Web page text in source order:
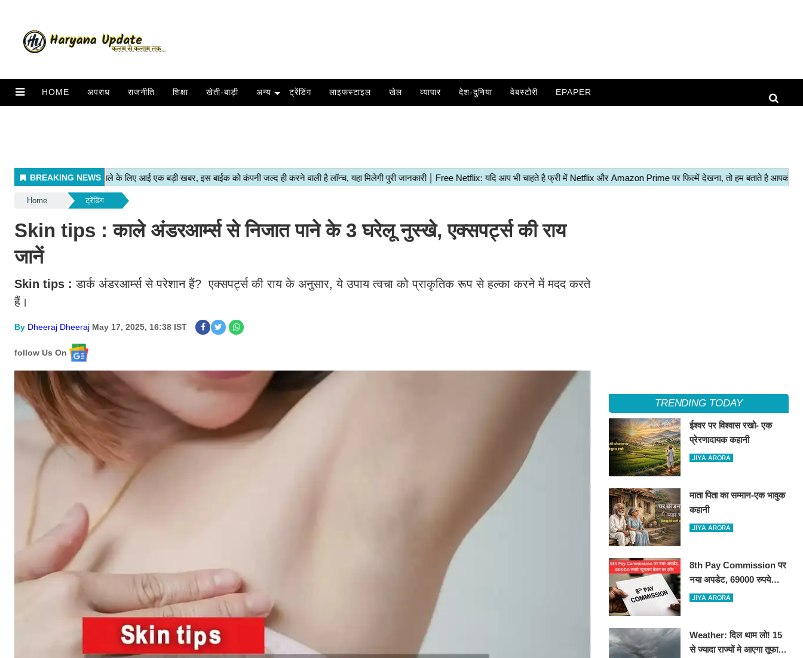
HOME अपराध राजनीति शिक्षा खेती-बाड़ी अन्य ट्रेंडिंग लाइफस्टाइल खेल व्यापार देश-दुनिया वेबस्टोरी EPAPER
Home ट्रेंडिंग
Skin tips : काले अंडरआर्म्स से निजात पाने के 3 घरेलू नुस्खे, एक्सपर्ट्स की राय
जानें
Skin tips :डार्क अंडरआर्म्स से परेशान हैं? एक्सपर्ट्स की राय के अनुसार, ये उपाय त्वचा को प्राकृतिक रूप से हल्का करने में मदद करते
हैं।
By Dheeraj Dheeraj May 17, 2025, 16:38 IST
follow Us On
TRENDING TODAY
ईश्वर पर विश्वास रखो- एक
प्रेरणादायक कहानी
JIYA ARORA
माता पिता का सम्मान-एक भावुक
कहानी
JIYA ARORA
8th Pay Commission पर
नया अपडेट, 69000 रुपये
न्यूनतम वेतन पर ज़ोर
JIYA ARORA
Weather: दिल थाम लो! 15
से ज्यादा राज्यों मे आएगा तूफान,